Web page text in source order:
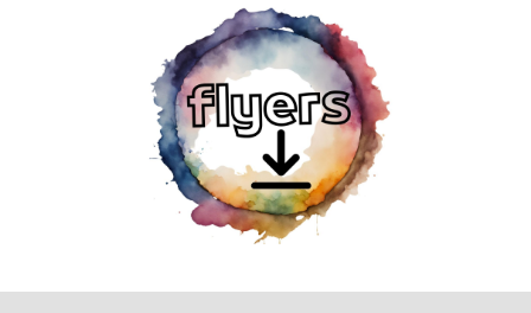
Ingresar